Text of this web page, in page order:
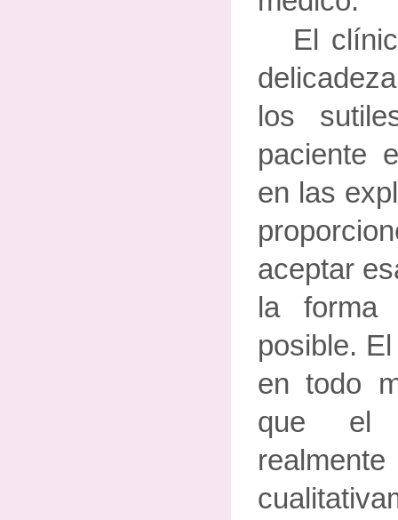
El
los
paciente
en las
aceptar
la forma
posible.
en todo
que el